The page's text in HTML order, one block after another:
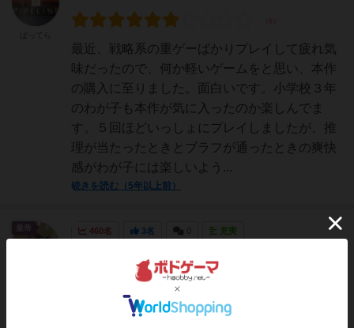
最近、戦略系の重ゲーばかりプレイして疲れ気
味だったので、何か軽いゲームをと思い、本作
の購入に至りました。面白いです。小学校３年
のわが子も本作が気に入ったのか楽しんでま
す。５回ほどいっしょにプレイしましたが、推
理が当たったときとブラフが通ったときの爽快
感がわが子には楽しいよう...
続きを読む（5年以上前）
460名 3名 充実
小学生と中学生の子供と嫁さんでプレイ！4つ
の遺跡ごとに1、3、5、7の数字カードがあり、